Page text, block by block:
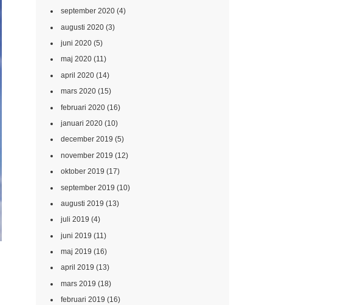
september 2020(4)
augusti 2020(3)
juni 2020(5)
maj 2020(11)
april 2020(14)
mars 2020(15)
februari 2020(16)
januari 2020(10)
december 2019 (5)
november 2019 (12)
oktober 2019 (17)
september 2019 (10)
augusti 2019 (13)
juli 2019 (4)
juni 2019 (11)
maj 2019 (16)
april 2019 (13)
mars 2019 (18)
februari 2019 (16)